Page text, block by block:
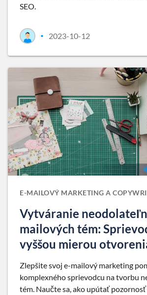
SEO.
• 2023-10-12
E-MAILOVÝ MARKETING A
Vytváranie
mailových tém:
vyššou mierou
Zlepšite svoj e-mailový marketing
komplexného sprievodcu na tvorbu
tém. Naučte sa, ako upútať